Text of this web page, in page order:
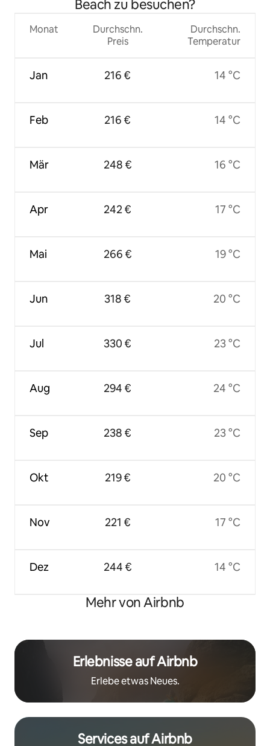
Beach zu besuchen?
Monat
Jan
Feb
Mär
Apr
Mai
Jun
Jul
Aug
Sep
Okt
Nov
Dez
Durchschn.
Preis
216 €
216 €
248 €
242 €
266 €
318 €
330 €
294 €
238 €
219 €
221 €
244 €
Durchschn.
Temperatur
14 °C
14 °C
16 °C
17 °C
19 °C
20 °C
23 °C
24 °C
23 °C
20 °C
17 °C
14 °C
Mehr von Airbnb
Erlebnisse auf Airbnb
Erlebe etwas Neues.
Services auf Airbnb